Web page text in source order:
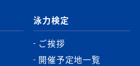
泳力検定
ご挨拶
開催予定地一覧